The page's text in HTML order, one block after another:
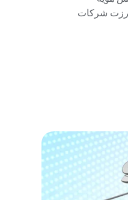
التحول الرقمي، برزت شركات